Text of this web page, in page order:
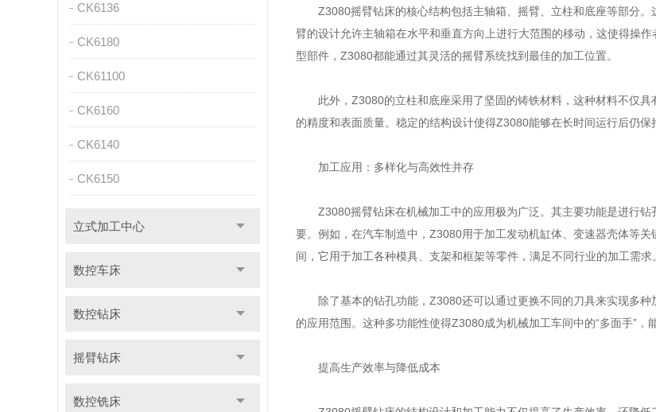
CK6136
CK6180
CK61100
CK6160
CK6140
CK6150
立式加工中心
数控车床
数控钻床
摇臂钻床
数控铣床
Z3080摇臂钻床的核心结构包括主轴箱、摇臂、立柱和底座等部分。
臂的设计允许主轴箱在水平和垂直方向上进行大范围的移动，这使得操
型部件，Z3080都能通过其灵活的摇臂系统找到最佳的加工位置。
此外，Z3080的立柱和底座采用了坚固的铸铁材料，这种材料不仅具
的精度和表面质量。稳定的结构设计使得Z3080能够在长时间运行后仍
加工应用：多样化与高效性并存
Z3080摇臂钻床在机械加工中的应用极为广泛。其主要功能是进行钻
要。例如，在汽车制造中，Z3080用于加工发动机缸体、变速器壳体等
间，它用于加工各种模具、支架和框架等零件，满足不同行业的加工需求。
除了基本的钻孔功能，Z3080还可以通过更换不同的刀具来实现多种
的应用范围。这种多功能性使得Z3080成为机械加工车间中的“多面手”，
提高生产效率与降低成本